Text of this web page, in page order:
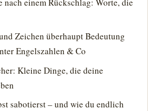
Zeichen überhaupt Bedeutung
Engelszahlen & Co
Kleine Dinge, die deine
sabotierst – und wie du endlich